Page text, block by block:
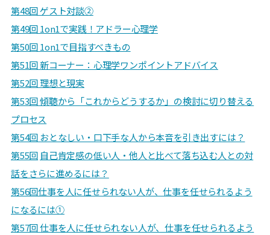
第48回 ゲスト対談②
第49回 1on1で実践！アドラー心理学
第50回 1on1で目指すべきもの
第51回 新コーナー：心理学ワンポイントアドバイス
第52回 理想と現実
第53回 傾聴から「これからどうするか」の検討に切り替える
プロセス
第54回 おとなしい・口下手な人から本音を引き出すには？
第55回 自己肯定感の低い人・他人と比べて落ち込む人との対
話をさらに進めるには？
第56回仕事を人に任せられない人が、仕事を任せられるよう
になるには①
第57回 仕事を人に任せられない人が、仕事を任せられるよう